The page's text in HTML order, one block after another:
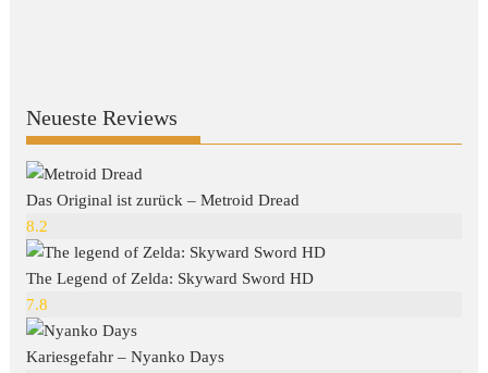
Neueste Reviews
Das Original ist zurück – Metroid Dread
8.2
The Legend of Zelda: Skyward Sword HD
7.8
Kariesgefahr – Nyanko Days